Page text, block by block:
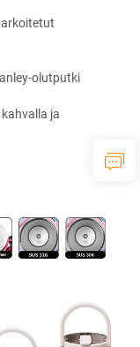
olutputki
ja